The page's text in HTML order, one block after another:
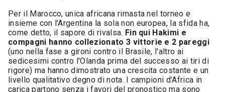
Per il Marocco, unica africana rimasta nel torneo e
insieme con l'Argentina la sola non europea, la sfida ha,
come detto, il sapore di rivalsa. Fin qui Hakimi e
compagni hanno collezionato 3 vittorie e 2 pareggi
(uno nella fase a gironi contro il Brasile, l'altro ai
sedicesimi contro l'Olanda prima del successo ai tiri di
rigore) ma hanno dimostrato una crescita costante e un
livello qualitativo degno di nota. I campioni d'Africa in
carica partono senza i favori del pronostico ma sono